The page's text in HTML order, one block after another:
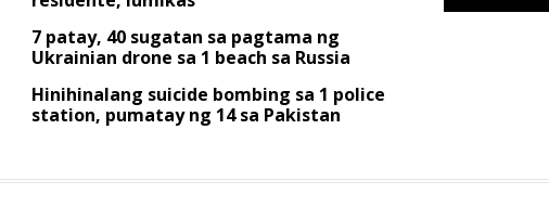
7 patay, 40 sugatan sa pagtama ng
Ukrainian drone sa 1 beach sa Russia
Hinihinalang suicide bombing sa 1 police
station, pumatay ng 14 sa Pakistan